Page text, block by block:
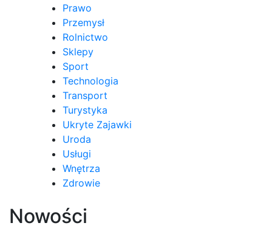
Prawo
Przemysł
Rolnictwo
Sklepy
Sport
Technologia
Transport
Turystyka
Ukryte Zajawki
Uroda
Usługi
Wnętrza
Zdrowie
Nowości